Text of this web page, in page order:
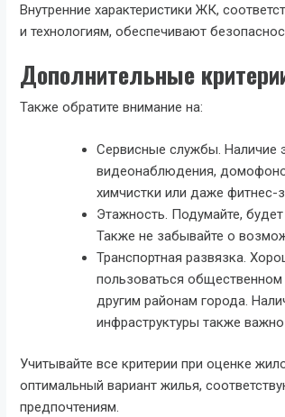
Внутренние характеристики ЖК,
и технологиям, обеспечивают
Дополнительные
Также обратите внимание на:
Сервисные службы. Наличие
видеонаблюдения,
химчистки или даже
Этажность. Подумайте,
Также не забывайте о
Транспортная развязка.
пользоваться
другим районам города.
инфраструктуры также
Учитывайте все критерии при оценке
оптимальный вариант жилья,
предпочтениям.